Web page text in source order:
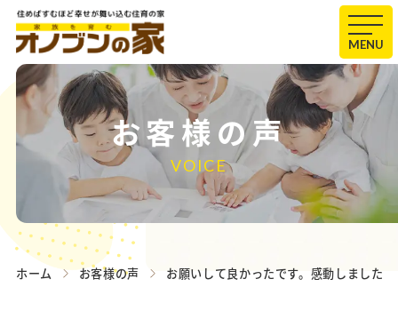
MENU
お客様の声
VOICE
ホーム お客様の声 お願いして良かったです。感動しました。